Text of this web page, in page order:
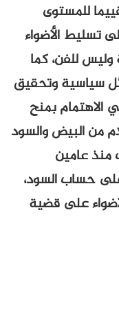
للمستوى
تسليط الأضواء
وليس للفن، كما
سياسية وتحقيق
الاهتمام بمنح
من البيض والسود
منذ عامين
على حساب السود،
على قضية